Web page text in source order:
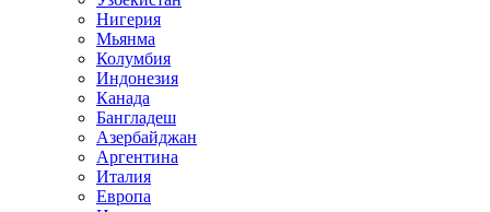
Нигерия
Мьянма
Колумбия
Индонезия
Канада
Бангладеш
Азербайджан
Аргентина
Италия
Европа